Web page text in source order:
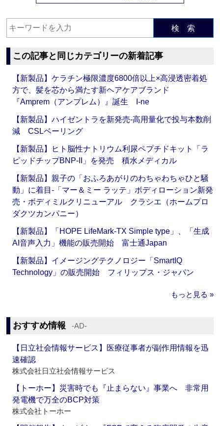
検 索
この記事と同じカテゴリーの新着記事
【新製品】ケラチン極限濃度6800倍以上×高浸透密着処
方で、髪を芯から満たす新ヘアケアブランド
『Amprem（アンプレム）』誕生 I-ne
【新製品】ハイゼントラを新発売‐高用量化で投与本数削
減 CSLベーリング
【新製品】ヒト脳性ナトリウム利尿ペプチドキット「ラ
ピッドチップBNP-II」を発売 積水メディカル
【新製品】親子の「おふろあがりのわちゃわちゃひと騒
動」に着目‐「マー＆ミー ラッテ」ボディローション新発
売・ボディミルクリニューアル クラシエ（ホームプロ
ダクツカンパニー）
【新製品】「HOPE LifeMark-TX Simple type」、「生成
AI音声入力」機能の販売開始 富士通Japan
【新製品】イメージングテクノロジー「SmartIQ
Technology」の販売開始 フィリップス・ジャパン
もっと見る »
おすすめ情報 ‐AD‐
【日立社会情報サービス】医療従事者が副作用情報を迅
速確認
株式会社日立社会情報サービス
【トーホー】災害時でも『止まらない』事業へ 非常用
発電機で万全のBCP対策
株式会社トーホー